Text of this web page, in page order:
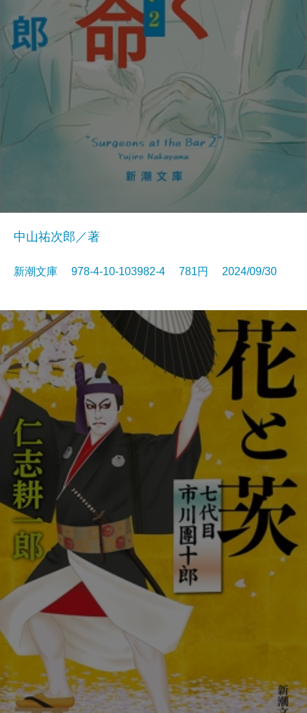
中山祐次郎／著
新潮文庫 978-4-10-103982-4 781円 2024/09/30